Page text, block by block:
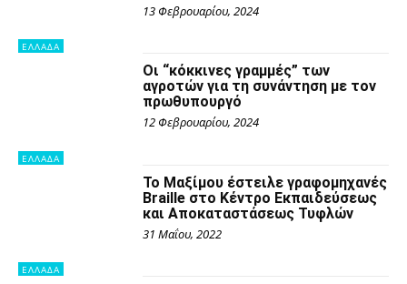
ΕΛΛΑΔΑ
13 Φεβρουαρίου, 2024
ΕΛΛΑΔΑ
Οι “κόκκινες γραμμές” των
αγροτών για τη συνάντηση με τον
πρωθυπουργό
12 Φεβρουαρίου, 2024
ΕΛΛΑΔΑ
Το Μαξίμου έστειλε γραφομηχανές
Braille στο Κέντρο Εκπαιδεύσεως
και Αποκαταστάσεως Τυφλών
31 Μαΐου, 2022